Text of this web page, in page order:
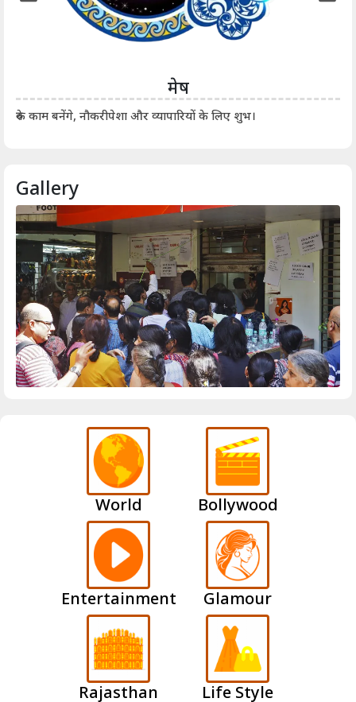
मेष
रुके काम बनेंगे, नौकरीपेशा और व्यापारियों के लिए शुभ।
Gallery
World Bollywood
Entertainment Glamour
Rajasthan Life Style